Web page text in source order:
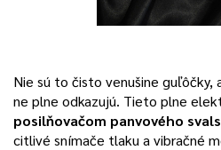
Nie sú to čisto venušine guľôčky,
ne plne odkazujú. Tieto plne
posilňovačom panvového
citlivé snímače tlaku a vibračné